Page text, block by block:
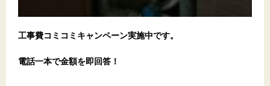
工事費コミコミキャンペーン実施中です。
電話一本で金額を即回答！